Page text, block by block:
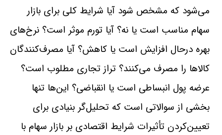
می‌شود كه مشخص‌ شود آيا شرايط‌ كلی برای بازار‌
سهام مناسب است يا نه؟ آيا تورم موثر است؟ نرخ‌های
بهره درحال افزايش است يا كاهش؟ آيا مصرف‌كنندگان
كالاها را مصرف ‌می‌كنند؟ تراز تجاری مطلوب است؟
عرضه پول انبساطی است يا انقباضی؟ اين‌ها تنها
بخشی از سوالاتی است كه تحليل‌گر بنيادی برای
تعيين‌كردن تأثيرات شرايط اقتصادی بر بازار سهام با